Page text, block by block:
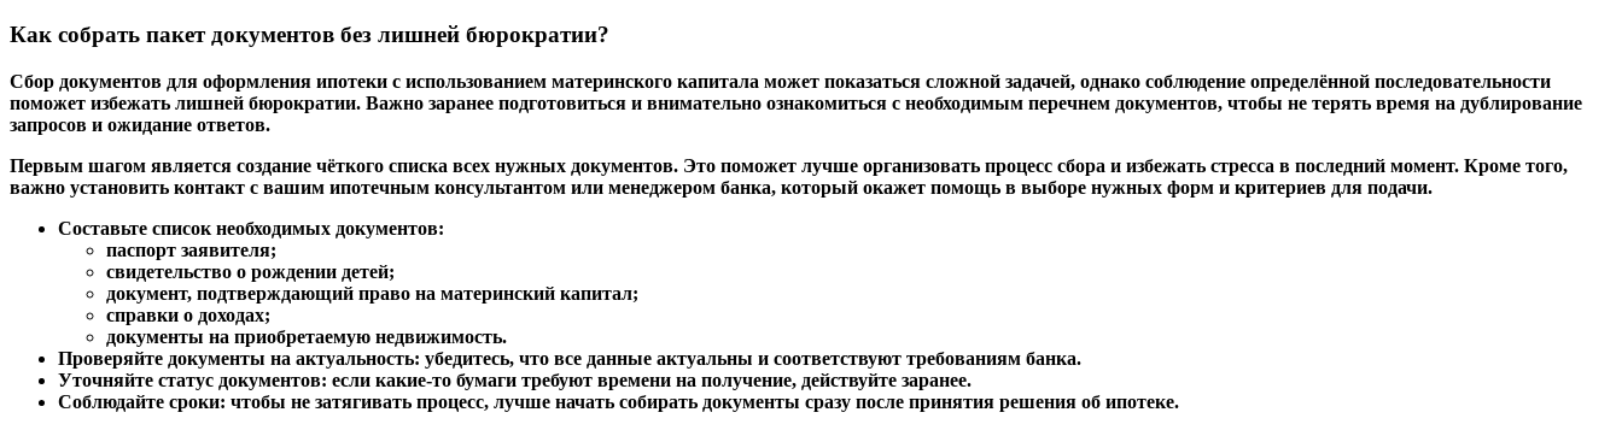
Как собрать пакет документов без лишней бюрократии?
Сбор документов для оформления ипотеки с использованием материнского капитала может показаться сложной задачей, однако соблюдение определённой последовательности
поможет избежать лишней бюрократии. Важно заранее подготовиться и внимательно ознакомиться с необходимым перечнем документов, чтобы не терять время на дублирование
запросов и ожидание ответов.
Первым шагом является создание чёткого списка всех нужных документов. Это поможет лучше организовать процесс сбора и избежать стресса в последний момент. Кроме того,
важно установить контакт с вашим ипотечным консультантом или менеджером банка, который окажет помощь в выборе нужных форм и критериев для подачи.
Составьте список необходимых документов:
паспорт заявителя;
свидетельство о рождении детей;
документ, подтверждающий право на материнский капитал;
справки о доходах;
документы на приобретаемую недвижимость.
Проверяйте документы на актуальность: убедитесь, что все данные актуальны и соответствуют требованиям банка.
Уточняйте статус документов: если какие-то бумаги требуют времени на получение, действуйте заранее.
Соблюдайте сроки: чтобы не затягивать процесс, лучше начать собирать документы сразу после принятия решения об ипотеке.